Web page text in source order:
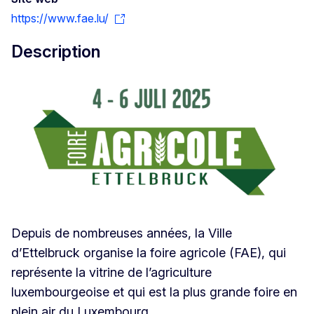
https://www.fae.lu/
Description
Depuis de nombreuses années, la Ville
d’Ettelbruck organise la foire agricole (FAE), qui
représente la vitrine de l’agriculture
luxembourgeoise et qui est la plus grande foire en